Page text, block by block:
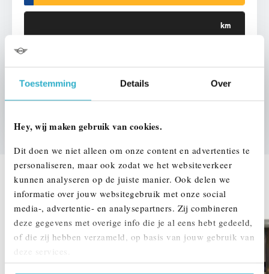
Toestemming Details Over
Hey, wij maken gebruik van cookies.
Dit doen we niet alleen om onze content en advertenties te
personaliseren, maar ook zodat we het websiteverkeer
kunnen analyseren op de juiste manier. Ook delen we
informatie over jouw websitegebruik met onze social
media-, advertentie- en analysepartners. Zij combineren
deze gegevens met overige info die je al eens hebt gedeeld,
of die zij hebben verzameld, op basis van jouw gebruik van
deze services.
DEZE ZIJN VERGELIJKBAAR